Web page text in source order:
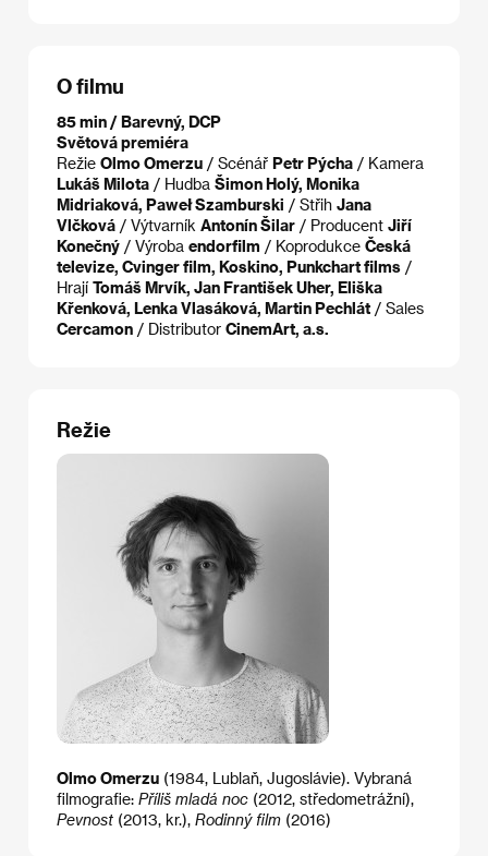
O filmu
85 min / Barevný, DCP
Světová premiéra
Režie Olmo Omerzu / Scénář Petr Pýcha / Kamera
Lukáš Milota / Hudba Šimon Holý, Monika
Midriaková, Paweł Szamburski / Střih Jana
Vlčková / Výtvarník Antonín Šilar / Producent Jiří
Konečný / Výroba endorfilm / Koprodukce Česká
televize, Cvinger film, Koskino, Punkchart films /
Hrají Tomáš Mrvík, Jan František Uher, Eliška
Křenková, Lenka Vlasáková, Martin Pechlát / Sales
Cercamon / Distributor CinemArt, a.s.
Režie
Olmo Omerzu (1984, Lublaň, Jugoslávie). Vybraná
filmografie: Příliš mladá noc (2012, středometrážní),
Pevnost (2013, kr.), Rodinný film (2016)